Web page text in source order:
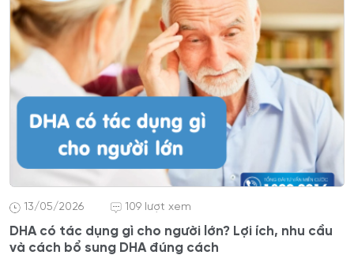
13/05/2026 109 lượt xem
DHA có tác dụng gì cho người lớn? Lợi ích, nhu cầu
và cách bổ sung DHA đúng cách